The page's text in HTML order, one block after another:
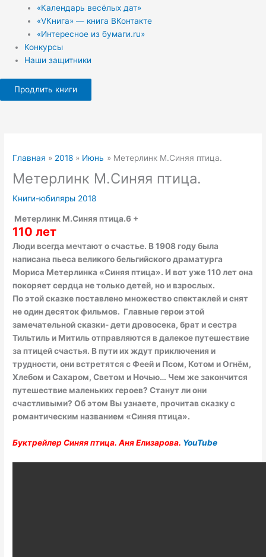
«Календарь весёлых дат»
«VКнига» — книга ВКонтакте
«Интересное из бумаги.ru»
Конкурсы
Наши защитники
Продлить книги
Главная 2018 Июнь Метерлинк М.Синяя птица.
Метерлинк М.Синяя птица.
Книги-юбиляры 2018
Метерлинк М.Синяя птица.6 +
110 лет
Люди всегда мечтают о счастье. В 1908 году была
написана пьеса великого бельгийского драматурга
Мориса Метерлинка «Синяя птица». И вот уже 110 лет она
покоряет сердца не только детей, но и взрослых.
По этой сказке поставлено множество спектаклей и снят
не один десяток фильмов. Главные герои этой
замечательной сказки- дети дровосека, брат и сестра
Тильтиль и Митиль отправляются в далекое путешествие
за птицей счастья. В пути их ждут приключения и
трудности, они встретятся с Феей и Псом, Котом и Огнём,
Хлебом и Сахаром, Светом и Ночью… Чем же закончится
путешествие маленьких героев? Станут ли они
счастливыми? Об этом Вы узнаете, прочитав сказку с
романтическим названием «Синяя птица».
Буктрейлер Синяя птица. Аня Елизарова. YouTube